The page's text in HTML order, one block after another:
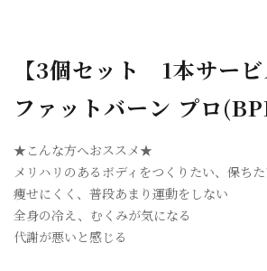
【3個セット 1本サービ
ファットバーン プロ
★こんな方へおススメ★
メリハリのあるボディをつくりたい、保ち
痩せにくく、普段あまり運動をしない
全身の冷え、むくみが気になる
代謝が悪いと感じる